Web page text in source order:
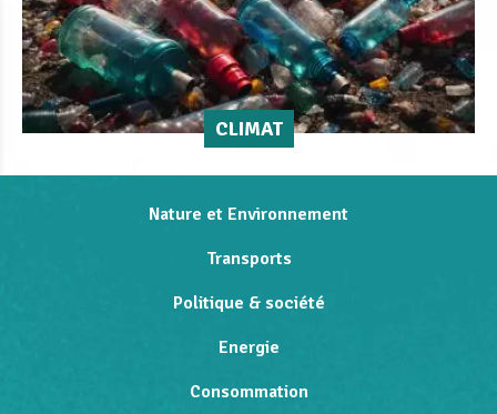
CLIMAT
Nature et Environnement
Transports
Politique & société
Energie
Consommation